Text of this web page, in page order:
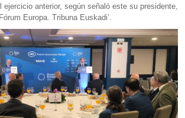
anterior, según señaló este su presidente,
Europa. Tribuna Euskadi’.